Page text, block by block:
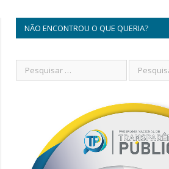
NÃO ENCONTROU O QUE QUERIA?